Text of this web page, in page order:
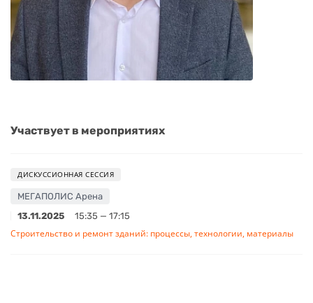
Участвует в мероприятиях
ДИСКУССИОННАЯ СЕССИЯ
МЕГАПОЛИС Арена
13.11.2025
15:35 — 17:15
Строительство и ремонт зданий: процессы, технологии, материалы